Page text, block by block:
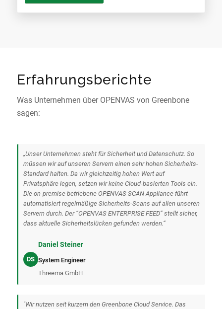
Erfahrungsberichte
Was Unternehmen über OPENVAS von Greenbone
sagen:
„Unser Unternehmen steht für Sicherheit und Datenschutz. So
müssen wir auf unseren Servern einen sehr hohen Sicherheits-
Standard halten. Da wir gleichzeitig hohen Wert auf
Privatsphäre legen, setzen wir keine Cloud-basierten Tools ein.
Die on-premise betriebene OPENVAS SCAN Appliance führt
automatisiert regelmäßige Sicherheits-Scans auf allen unseren
Servern durch. Der “OPENVAS ENTERPRISE FEED” stellt sicher,
dass aktuelle Sicherheitslücken gefunden werden.“
DS
Daniel Steiner
System Engineer
Threema GmbH
"Wir nutzen seit kurzem den Greenbone Cloud Service. Das